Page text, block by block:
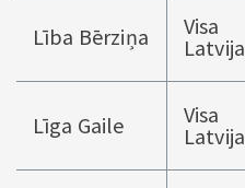
Lība Bērziņa
Visa
Latvija
Līga Gaile
Visa
Latvija